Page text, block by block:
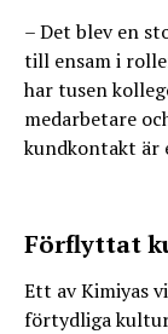
– Det blev en
till ensam i
har tusen
medarbetare
kundkontakt
Förflyttat
Ett av Kimiyas
förtydliga